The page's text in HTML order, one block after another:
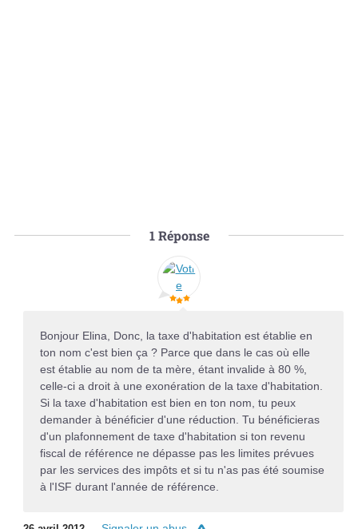
1Réponse
Bonjour Elina, Donc, la taxe d'habitation est établie en
ton nom c'est bien ça ? Parce que dans le cas où elle
est établie au nom de ta mère, étant invalide à 80 %,
celle-ci a droit à une exonération de la taxe d'habitation.
Si la taxe d'habitation est bien en ton nom, tu peux
demander à bénéficier d'une réduction. Tu bénéficieras
d'un plafonnement de taxe d'habitation si ton revenu
fiscal de référence ne dépasse pas les limites prévues
par les services des impôts et si tu n'as pas été soumise
à l'ISF durant l'année de référence.